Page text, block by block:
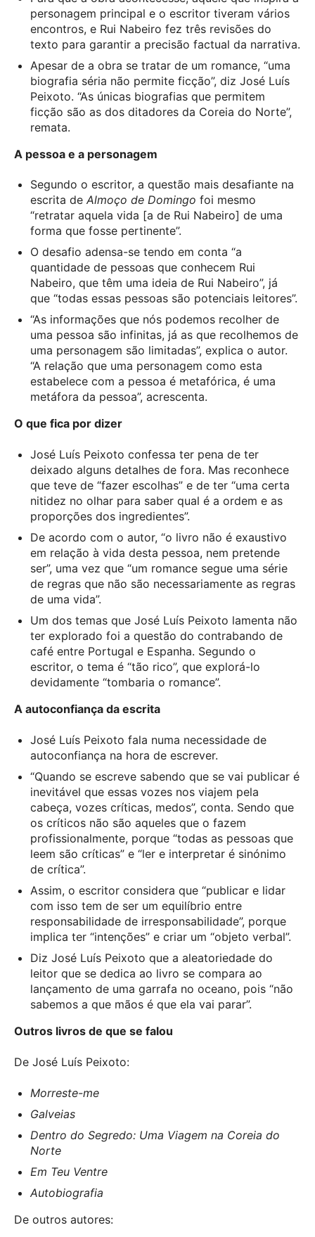
personagem principal e o escritor tiveram vários
encontros, e Rui Nabeiro fez três revisões do
texto para garantir a precisão factual da narrativa.
Apesar de a obra se tratar de um romance, “uma
biografia séria não permite ficção”, diz José Luís
Peixoto. “As únicas biografias que permitem
ficção são as dos ditadores da Coreia do Norte”,
remata.
A pessoa e a personagem
Segundo o escritor, a questão mais desafiante na
escrita deAlmoço de Domingo foi mesmo
“retratar aquela vida [a de Rui Nabeiro] de uma
forma que fosse pertinente”.
O desafio adensa-se tendo em conta “a
quantidade de pessoas que conhecem Rui
Nabeiro, que têm uma ideia de Rui Nabeiro”, já
que “todas essas pessoas são potenciais leitores”.
“As informações que nós podemos recolher de
uma pessoa são infinitas, já as que recolhemos de
uma personagem são limitadas”, explica o autor.
“A relação que uma personagem como esta
estabelece com a pessoa é metafórica, é uma
metáfora da pessoa”, acrescenta.
O que fica por dizer
José Luís Peixoto confessa ter pena de ter
deixado alguns detalhes de fora. Mas reconhece
que teve de “fazer escolhas” e de ter “uma certa
nitidez no olhar para saber qual é a ordem e as
proporções dos ingredientes”.
De acordo com o autor, “o livro não é exaustivo
em relação à vida desta pessoa, nem pretende
ser”, uma vez que “um romance segue uma série
de regras que não são necessariamente as regras
de uma vida”.
Um dos temas que José Luís Peixoto lamenta não
ter explorado foi a questão do contrabando de
café entre Portugal e Espanha. Segundo o
escritor, o tema é “tão rico”, que explorá-lo
devidamente “tombaria o romance”.
A autoconfiança da escrita
José Luís Peixoto fala numa necessidade de
autoconfiança na hora de escrever.
“Quando se escreve sabendo que se vai publicar é
inevitável que essas vozes nos viajem pela
cabeça, vozes críticas, medos”, conta. Sendo que
os críticos não são aqueles que o fazem
profissionalmente, porque “todas as pessoas que
leem são críticas” e “ler e interpretar é sinónimo
de crítica”.
Assim, o escritor considera que “publicar e lidar
com isso tem de ser um equilíbrio entre
responsabilidade de irresponsabilidade”, porque
implica ter “intenções” e criar um “objeto verbal”.
Diz José Luís Peixoto que a aleatoriedade do
leitor que se dedica ao livro se compara ao
lançamento de uma garrafa no oceano, pois “não
sabemos a que mãos é que ela vai parar”.
Outros livros de que se falou
De José Luís Peixoto:
Morreste-me
Galveias
Dentro do Segredo: Uma Viagem na Coreia do
Norte
Em Teu Ventre
Autobiografia
De outros autores: